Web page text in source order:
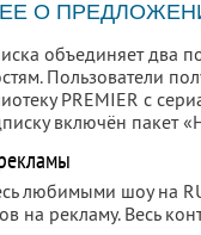
О
объединяет два
Пользователи
PREMIER с
включён пакет
любимыми шоу на
на рекламу. Весь